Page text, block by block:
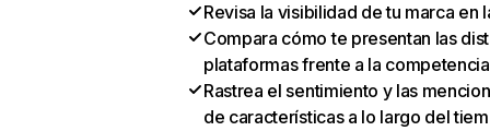
Revisa la visibilidad de tu marca en
Compara cómo te presentan las
plataformas frente a la competencia
Rastrea el sentimiento y las
de características a lo largo del